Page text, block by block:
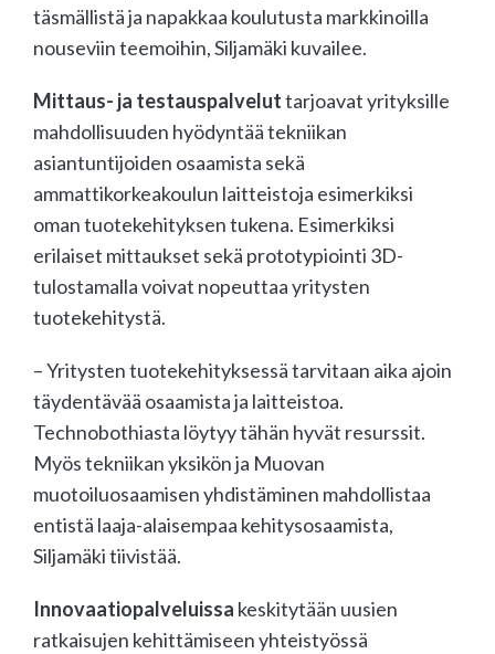
täsmällistä ja napakkaa koulutusta markkinoilla
nouseviin teemoihin, Siljamäki kuvailee.
Mittaus- ja testauspalveluttarjoavat yrityksille
mahdollisuuden hyödyntää tekniikan
asiantuntijoiden osaamista sekä
ammattikorkeakoulun laitteistoja esimerkiksi
oman tuotekehityksen tukena. Esimerkiksi
erilaiset mittaukset sekä prototypiointi 3D-
tulostamalla voivat nopeuttaa yritysten
tuotekehitystä.
– Yritysten tuotekehityksessä tarvitaan aika ajoin
täydentävää osaamista ja laitteistoa.
Technobothiasta löytyy tähän hyvät resurssit.
Myös tekniikan yksikön ja Muovan
muotoiluosaamisen yhdistäminen mahdollistaa
entistä laaja-alaisempaa kehitysosaamista,
Siljamäki tiivistää.
Innovaatiopalveluissa keskitytään uusien
ratkaisujen kehittämiseen yhteistyössä